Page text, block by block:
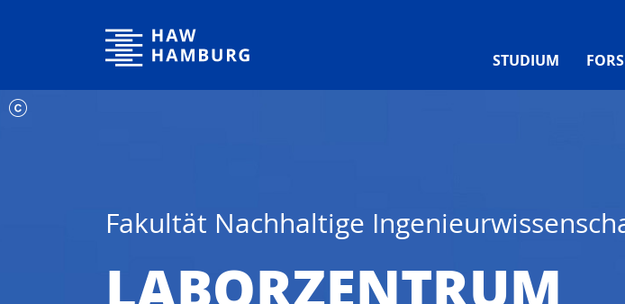
Hochschule für Angewandte Wissenschaften Hamburg
STUDIUM
Fakultät Nachhaltige
LABORZENTRUM